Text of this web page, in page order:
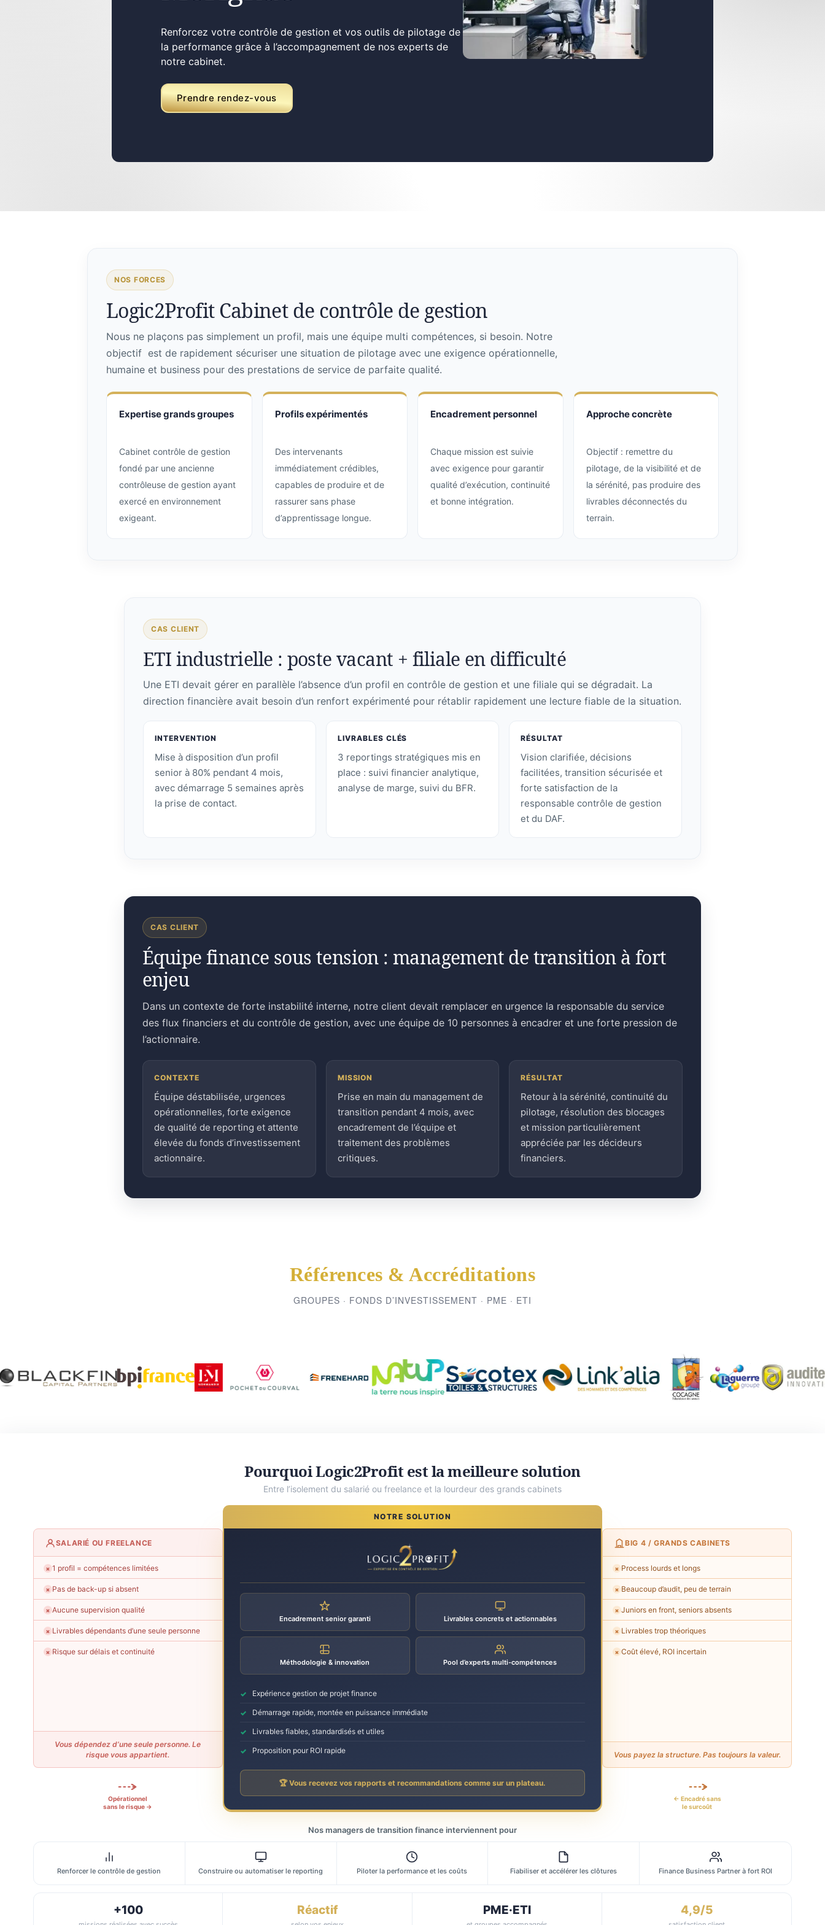
Renforcez votre contrôle de gestion et vos outils de pilotage de
la performance grâce à l’accompagnement de nos experts de
notre cabinet.
Prendre rendez-vous
NOS FORCES
Logic2Profit Cabinet de contrôle de gestion
Nous ne plaçons pas simplement un profil, mais une équipe multi compétences, si besoin. Notre
objectif est de rapidement sécuriser une situation de pilotage avec une exigence opérationnelle,
humaine et business pour des prestations de service de parfaite qualité.
Expertise grands groupes
Cabinet contrôle de gestion
fondé par une ancienne
contrôleuse de gestion ayant
exercé en environnement
exigeant.
Profils expérimentés
Des intervenants
immédiatement crédibles,
capables de produire et de
rassurer sans phase
d’apprentissage longue.
Encadrement personnel
Chaque mission est suivie
avec exigence pour garantir
qualité d’exécution, continuité
et bonne intégration.
Approche concrète
Objectif : remettre du
pilotage, de la visibilité et de
la sérénité, pas produire des
livrables déconnectés du
terrain.
CAS CLIENT
ETI industrielle : poste vacant + filiale en difficulté
Une ETI devait gérer en parallèle l’absence d’un profil en contrôle de gestion et une filiale qui se dégradait. La
direction financière avait besoin d’un renfort expérimenté pour rétablir rapidement une lecture fiable de la situation.
INTERVENTION
Mise à disposition d’un profil
senior à 80% pendant 4 mois,
avec démarrage 5 semaines après
la prise de contact.
LIVRABLES CLÉS
3 reportings stratégiques mis en
place : suivi financier analytique,
analyse de marge, suivi du BFR.
RÉSULTAT
Vision clarifiée, décisions
facilitées, transition sécurisée et
forte satisfaction de la
responsable contrôle de gestion
et du DAF.
CAS CLIENT
Équipe finance sous tension : management de transition à fort
enjeu
Dans un contexte de forte instabilité interne, notre client devait remplacer en urgence la responsable du service
des flux financiers et du contrôle de gestion, avec une équipe de 10 personnes à encadrer et une forte pression de
l’actionnaire.
CONTEXTE
Équipe déstabilisée, urgences
opérationnelles, forte exigence
de qualité de reporting et attente
élevée du fonds d’investissement
actionnaire.
MISSION
Prise en main du management de
transition pendant 4 mois, avec
encadrement de l’équipe et
traitement des problèmes
critiques.
RÉSULTAT
Retour à la sérénité, continuité du
pilotage, résolution des blocages
et mission particulièrement
appréciée par les décideurs
financiers.
Références & Accréditations
GROUPES · FONDS D’INVESTISSEMENT · PME · ETI
Pourquoi Logic2Profit est la meilleure solution
Entre l’isolement du salarié ou freelance et la lourdeur des grands cabinets
NOTRE SOLUTION
SALARIÉ OU FREELANCE
✗ 1 profil = compétences limitées
✗ Pas de back-up si absent
✗ Aucune supervision qualité
✗ Livrables dépendants d’une seule personne
✗ Risque sur délais et continuité
Vous dépendez d’une seule personne. Le
risque vous appartient.
Opérationnel
sans le risque →
Encadrement senior garanti Livrables concrets et actionnables
Méthodologie & innovation Pool d’experts multi-compétences
Expérience gestion de projet finance
Démarrage rapide, montée en puissance immédiate
Livrables fiables, standardisés et utiles
Proposition pour ROI rapide
🏆 Vous recevez vos rapports et recommandations comme sur un plateau.
BIG 4 / GRANDS CABINETS
✗ Process lourds et longs
✗ Beaucoup d’audit, peu de terrain
✗ Juniors en front, seniors absents
✗ Livrables trop théoriques
✗ Coût élevé, ROI incertain
Vous payez la structure. Pas toujours la valeur.
← Encadré sans
le surcoût
Nos managers de transition finance interviennent pour
Renforcer le contrôle de gestion Construire ou automatiser le reporting Piloter la performance et les coûts Fiabiliser et accélérer les clôtures Finance Business Partner à fort ROI
+100 Réactif PME·ETI 4,9/5